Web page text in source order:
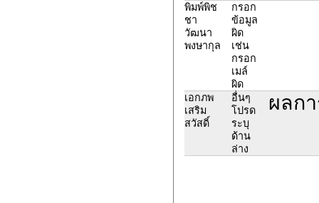
พิมพ์พิช
ชา
วัฒนา
พงษากุล
กรอก
ข้อมูล
ผิด
เช่น
กรอก
เมล์
ผิด
เอกภพ
เสริม
สวัสดิ์
อื่นๆ
โปรด
ระบุ
ด้าน
ล่าง
ผลก